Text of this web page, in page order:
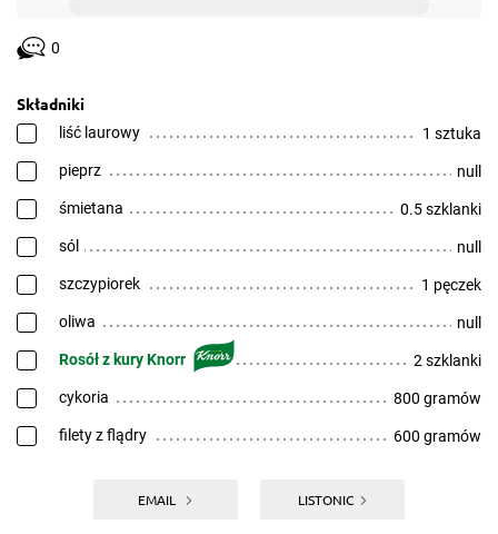
0
Składniki
liść laurowy 1 sztuka
pieprz null
śmietana 0.5 szklanki
sól null
szczypiorek 1 pęczek
oliwa null
Rosół z kury Knorr 2 szklanki
cykoria 800 gramów
filety z flądry 600 gramów
EMAIL LISTONIC